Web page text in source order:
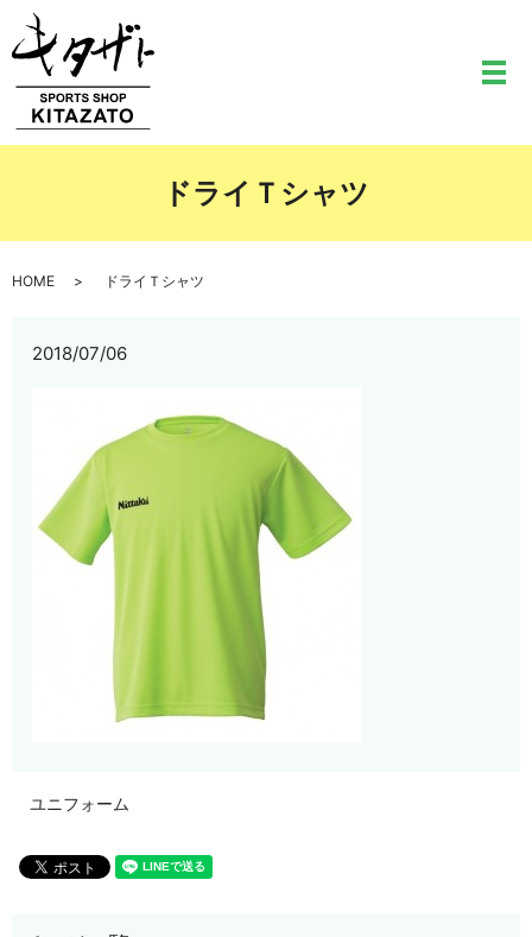
メ
ドライＴシャツ
HOME ドライＴシャツ
2018/07/06
ユニフォーム